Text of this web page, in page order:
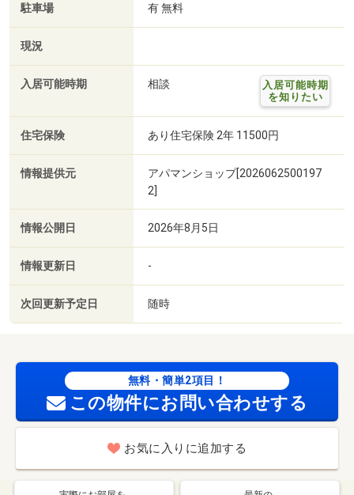
駐車場 有 無料
現況
入居可能時期 相談
入居可能時期
を知りたい
住宅保険 あり住宅保険 2年 11500円
情報提供元
アパマンショップ[2026062500197
2]
情報公開日 2026年8月5日
情報更新日 -
次回更新予定日 随時
無料・簡単2項目！
この物件にお問い合わせする
お気に入りに追加する